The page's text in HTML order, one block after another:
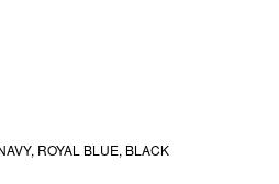
ROYAL BLUE, BLACK